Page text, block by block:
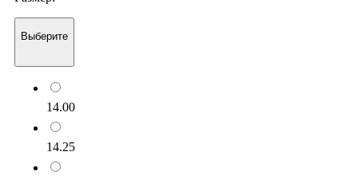
Выберите
14.00
14.25